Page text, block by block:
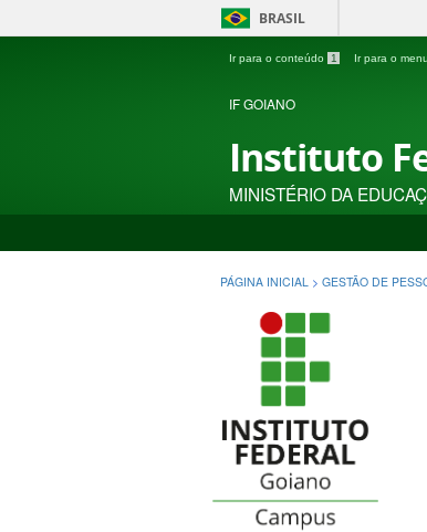
BRASIL
Ir para o conteúdo 1 Ir para o menu
IF GOIANO
Instituto
MINISTÉRIO DA
PÁGINA INICIAL > GESTÃO DE